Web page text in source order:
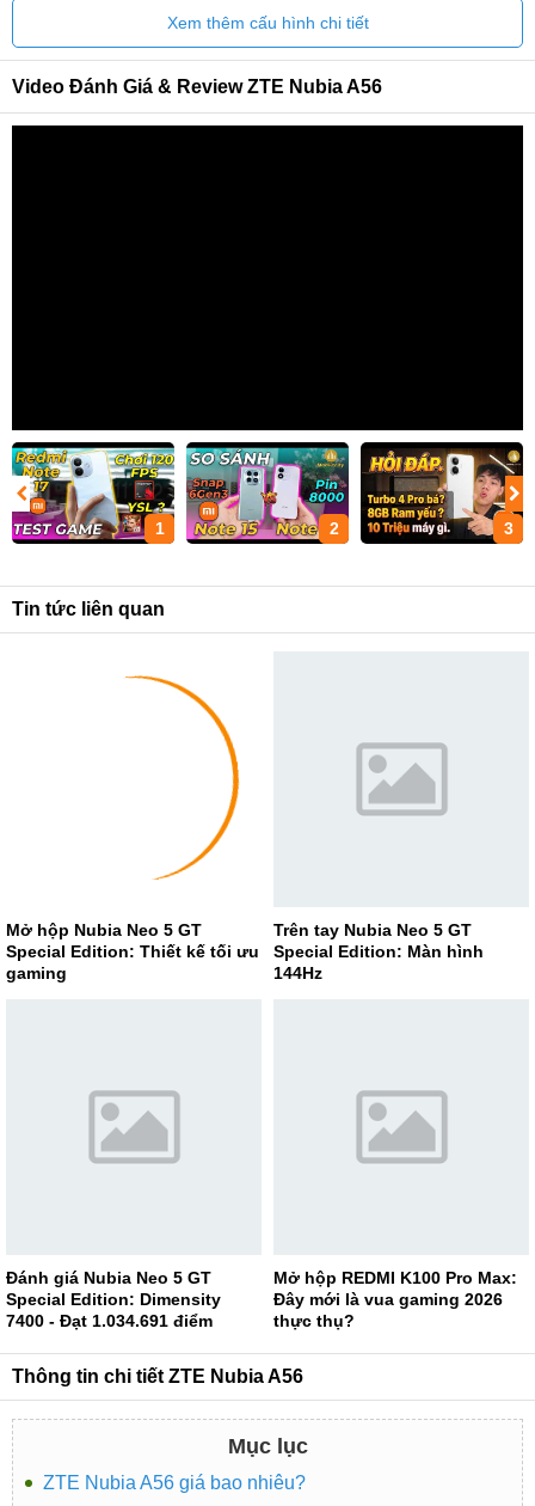
Xem thêm cấu hình chi tiết
Video Đánh Giá & Review ZTE Nubia A56
1 2 3
Tin tức liên quan
Mở hộp Nubia Neo 5 GT
Special Edition: Thiết kế tối ưu
gaming
Trên tay Nubia Neo 5 GT
Special Edition: Màn hình
144Hz
Đánh giá Nubia Neo 5 GT
Special Edition: Dimensity
7400 - Đạt 1.034.691 điểm
Mở hộp REDMI K100 Pro Max:
Đây mới là vua gaming 2026
thực thụ?
Thông tin chi tiết ZTE Nubia A56
Mục lục
ZTE Nubia A56 giá bao nhiêu?